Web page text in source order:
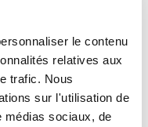
le contenu
relatives aux
trafic. Nous
sur l'utilisation de
médias sociaux, de